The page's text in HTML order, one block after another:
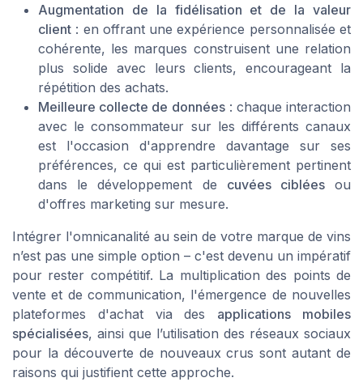
Augmentation de la fidélisation et de la valeur
client : en offrant une expérience personnalisée et
cohérente, les marques construisent une relation
plus solide avec leurs clients, encourageant la
répétition des achats.
Meilleure collecte de données: chaque interaction
avec le consommateur sur les différents canaux
est l'occasion d'apprendre davantage sur ses
préférences, ce qui est particulièrement pertinent
dans le développement de cuvées cibléesou
d'offres marketing sur mesure.
Intégrer l'omnicanalité au sein de votre marque de vins
n’est pas une simple option – c'est devenu un impératif
pour rester compétitif. La multiplication des points de
vente et de communication, l'émergence de nouvelles
plateformes d'achat via des applications mobiles
spécialisées, ainsi que l’utilisation des réseaux sociaux
pour la découverte de nouveaux crus sont autant de
raisons qui justifient cette approche.